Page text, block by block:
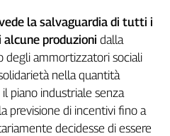
la salvaguardia di tutti i
produzioni dalla
degli ammortizzatori sociali
nella quantità
piano industriale senza
previsione di incentivi fino a
decidesse di essere